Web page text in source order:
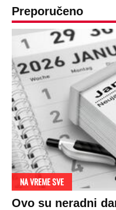
Preporučeno
NA VREME SVE
Ovo su neradni